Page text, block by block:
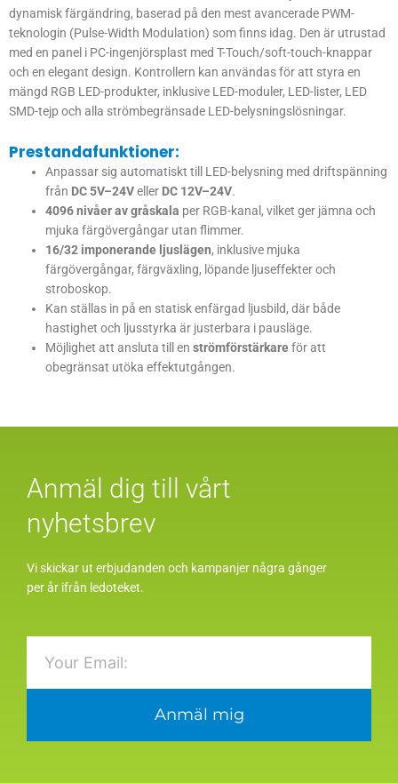
dynamisk färgändring, baserad på den mest avancerade PWM-
teknologin (Pulse-Width Modulation) som finns idag. Den är utrustad
med en panel i PC-ingenjörsplast med T-Touch/soft-touch-knappar
och en elegant design. Kontrollern kan användas för att styra en
mängd RGB LED-produkter, inklusive LED-moduler, LED-lister, LED
SMD-tejp och alla strömbegränsade LED-belysningslösningar.
Prestandafunktioner:
Anpassar sig automatiskt till LED-belysning med driftspänning
från DC 5V–24Veller DC 12V–24V.
4096 nivåer av gråskala per RGB-kanal, vilket ger jämna och
mjuka färgövergångar utan flimmer.
16/32 imponerande ljuslägen, inklusive mjuka
färgövergångar, färgväxling, löpande ljuseffekter och
stroboskop.
Kan ställas in på en statisk enfärgad ljusbild, där både
hastighet och ljusstyrka är justerbara i pausläge.
Möjlighet att ansluta till enströmförstärkareför att
obegränsat utöka effektutgången.
Anmäl dig till vårt
nyhetsbrev
Vi skickar ut erbjudanden och kampanjer några gånger
per år ifrån ledoteket.
Anmäl mig